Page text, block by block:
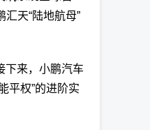
天“陆地航母”
下来，小鹏汽车
平权”的进阶实